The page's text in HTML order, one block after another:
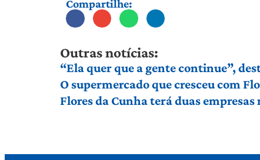
Compartilhe:
Outras notícias:
“Ela quer que a gente continue”,
O supermercado que cresceu com
Flores da Cunha terá duas empresas